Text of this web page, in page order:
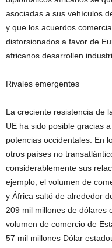
asociadas a sus vehículos
y que los acuerdos
distorsionados a favor de
africanos desarrollen
Rivales emergentes
La creciente resistencia de
UE ha sido posible gracias
potencias occidentales. En
otros países no
considerablemente sus
ejemplo, el volumen de
y África saltó de alrededor
209 mil millones de dólares
volumen de comercio de
57 mil millones Dólar